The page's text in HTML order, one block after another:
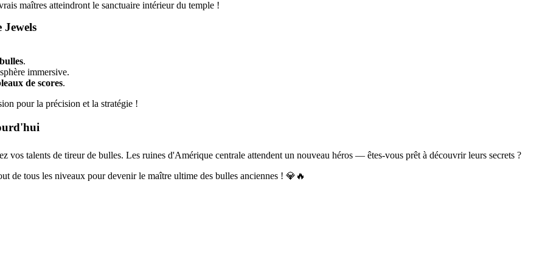
maîtres atteindront le sanctuaire intérieur du temple !
.
immersive.
de scores.
pour la précision et la stratégie !
vos talents de tireur de bulles. Les ruines d'Amérique centrale attendent un nouveau héros — êtes-vous prêt à découvrir leurs secrets ?
de tous les niveaux pour devenir le maître ultime des bulles anciennes ! 💎🔥